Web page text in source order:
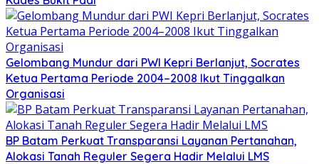
Gelombang Mundur dari PWI Kepri Berlanjut, Socrates
Ketua Pertama Periode 2004–2008 Ikut Tinggalkan
Organisasi
BP Batam Perkuat Transparansi Layanan Pertanahan,
Alokasi Tanah Reguler Segera Hadir Melalui LMS